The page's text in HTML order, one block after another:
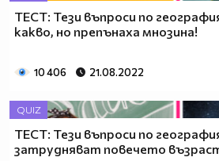
ТЕСТ: Тези въпроси по
какво, но препънаха мнозина!
10 406 21.08.2022
QUIZ
ТЕСТ: Тези въпроси по
затрудняват повечето